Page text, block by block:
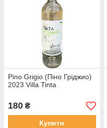
Pino Grigio (Піно Гріджио)
2023 Villa Tinta
180 ₴
Купити